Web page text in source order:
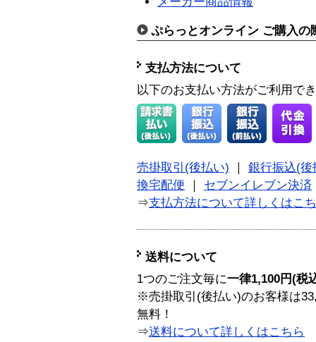
ぷらっとオンライン ご購入の
支払方法について
以下のお支払い方法がご利用で
売掛取引(後払い)
銀行振込(後
換宅配便
セブンイレブン決済
⇒支払方法について詳しくはこ
送料について
1つのご注文毎に一律1,100円(税
※売掛取引(後払い)のお客様は
無料！
⇒送料について詳しくはこちら